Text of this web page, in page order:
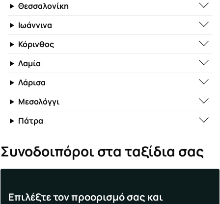
Θεσσαλονίκη
Ιωάννινα
Κόρινθος
Λαμία
Λάρισα
Μεσολόγγι
Πάτρα
Συνοδοιπόροι στα ταξίδια σας
Επιλέξτε τον προορισμό σας και